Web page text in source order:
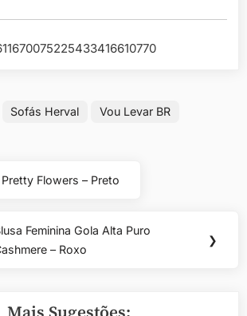
Sofás Herval Vou Levar BR
Flowers – Preto
Next
Post:
Feminina Gola Alta Puro
– Roxo
❯